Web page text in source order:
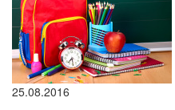
25.08.2016